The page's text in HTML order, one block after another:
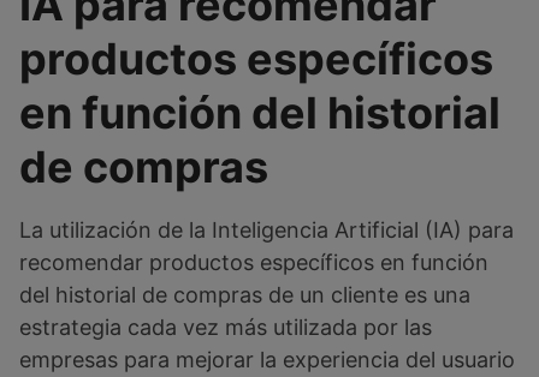
productos específicos
en función del historial
de compras
La utilización de la Inteligencia Artificial (IA) para
recomendar productos específicos en función
del historial de compras de un cliente es una
estrategia cada vez más utilizada por las
empresas para mejorar la experiencia del usuario